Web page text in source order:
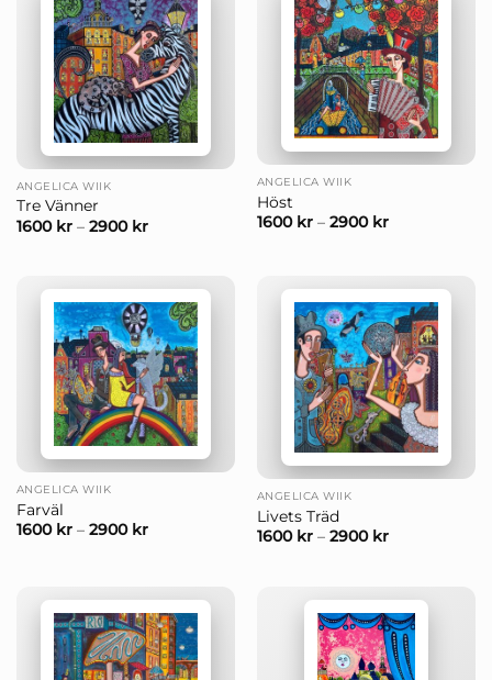
ANGELICA WIIK
Tre Vänner
1600 kr– 2900 kr
ANGELICA WIIK
Höst
1600 kr– 2900 kr
ANGELICA WIIK
Farväl
1600 kr– 2900 kr
ANGELICA WIIK
Livets Träd
1600 kr– 2900 kr